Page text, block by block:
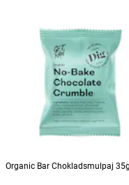
Organic Bar Chokladsmulpaj 35g